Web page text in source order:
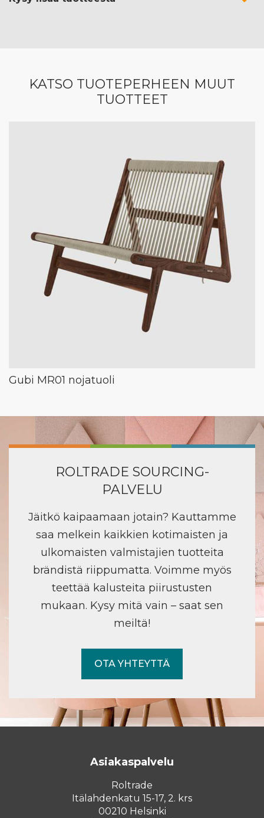
KATSO TUOTEPERHEEN MUUT
TUOTTEET
Gubi MR01 nojatuoli
ROLTRADE SOURCING-
PALVELU
Jäitkö kaipaamaan jotain? Kauttamme
saa melkein kaikkien kotimaisten ja
ulkomaisten valmistajien tuotteita
brändistä riippumatta. Voimme myös
teettää kalusteita piirustusten
mukaan. Kysy mitä vain – saat sen
meiltä!
OTA YHTEYTTÄ
Asiakaspalvelu
Roltrade
Itälahdenkatu 15-17, 2. krs
00210 Helsinki